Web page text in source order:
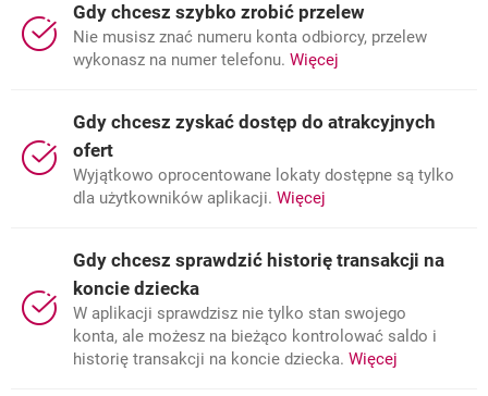
Gdy chcesz szybko zrobić przelew
Nie musisz znać numeru konta odbiorcy, przelew
wykonasz na numer telefonu. Więcej
Gdy chcesz zyskać dostęp do atrakcyjnych
ofert
Wyjątkowo oprocentowane lokaty dostępne są tylko
dla użytkowników aplikacji. Więcej
Gdy chcesz sprawdzić historię transakcji na
koncie dziecka
W aplikacji sprawdzisz nie tylko stan swojego
konta, ale możesz na bieżąco kontrolować saldo i
historię transakcji na koncie dziecka. Więcej